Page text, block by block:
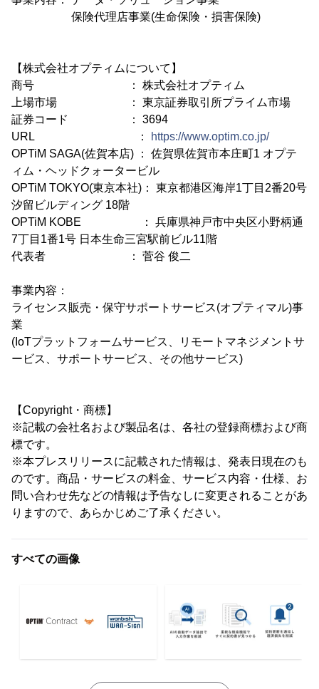
保険代理店事業(生命保険・損害保険)
【株式会社オプティムについて】
商号 ： 株式会社オプティム
上場市場 ： 東京証券取引所プライム市場
証券コード ： 3694
URL ：
https://www.optim.co.jp/
OPTiM SAGA(佐賀本店) ： 佐賀県佐賀市本庄町1 オプテ
ィム・ヘッドクォータービル
OPTiM TOKYO(東京本社)： 東京都港区海岸1丁目2番20号
汐留ビルディング 18階
OPTiM KOBE ： 兵庫県神戸市中央区小野柄通
7丁目1番1号 日本生命三宮駅前ビル11階
代表者 ： 菅谷 俊二
事業内容：
ライセンス販売・保守サポートサービス(オプティマル)事
業
(IoTプラットフォームサービス、リモートマネジメントサ
ービス、サポートサービス、その他サービス)
【Copyright・商標】
※記載の会社名および製品名は、各社の登録商標および商
標です。
※本プレスリリースに記載された情報は、発表日現在のも
のです。商品・サービスの料金、サービス内容・仕様、お
問い合わせ先などの情報は予告なしに変更されることがあ
りますので、あらかじめご了承ください。
すべての画像